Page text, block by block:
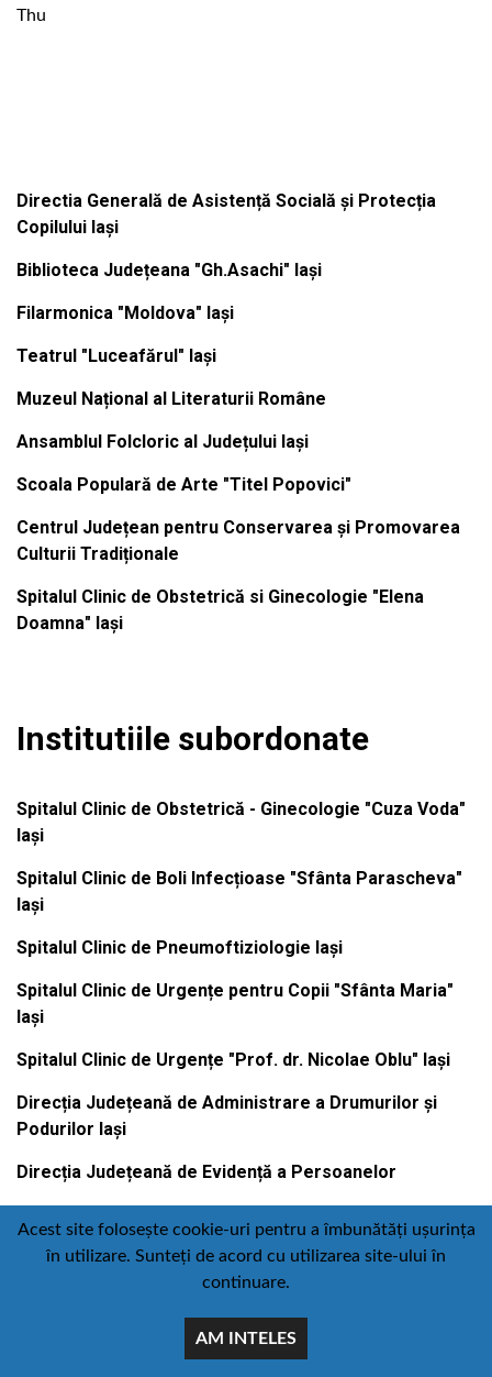
Thu
Directia Generală de Asistență Socială și Protecția
Copilului Iași
Biblioteca Județeana "Gh.Asachi" Iași
Filarmonica "Moldova" Iași
Teatrul "Luceafărul" Iași
Muzeul Național al Literaturii Române
Ansamblul Folcloric al Județului Iași
Scoala Populară de Arte "Titel Popovici"
Centrul Județean pentru Conservarea și Promovarea
Culturii Tradiționale
Spitalul Clinic de Obstetrică si Ginecologie "Elena
Doamna" Iași
Institutiile subordonate
Spitalul Clinic de Obstetrică - Ginecologie "Cuza Voda"
Iași
Spitalul Clinic de Boli Infecțioase "Sfânta Parascheva"
Iași
Spitalul Clinic de Pneumoftiziologie Iași
Spitalul Clinic de Urgențe pentru Copii "Sfânta Maria"
Iași
Spitalul Clinic de Urgențe "Prof. dr. Nicolae Oblu" Iași
Direcția Județeană de Administrare a Drumurilor și
Podurilor Iași
Direcția Județeană de Evidență a Persoanelor
Contact Politică de confidențialitate
:
comunicare@icc.ro
Acest site folosește cookie-uri pentru a îmbunătăți ușurința
în utilizare. Sunteți de acord cu utilizarea site-ului în
continuare.
AM INTELES